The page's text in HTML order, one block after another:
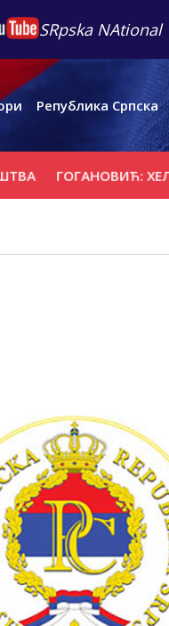
SRpska NAtional
Република Српска
ГОГАНОВИЋ: